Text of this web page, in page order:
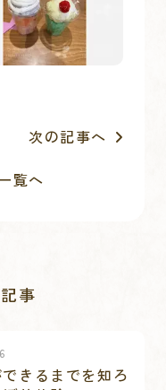
覧へ
次の記事へ
事
できるまでを知ろ